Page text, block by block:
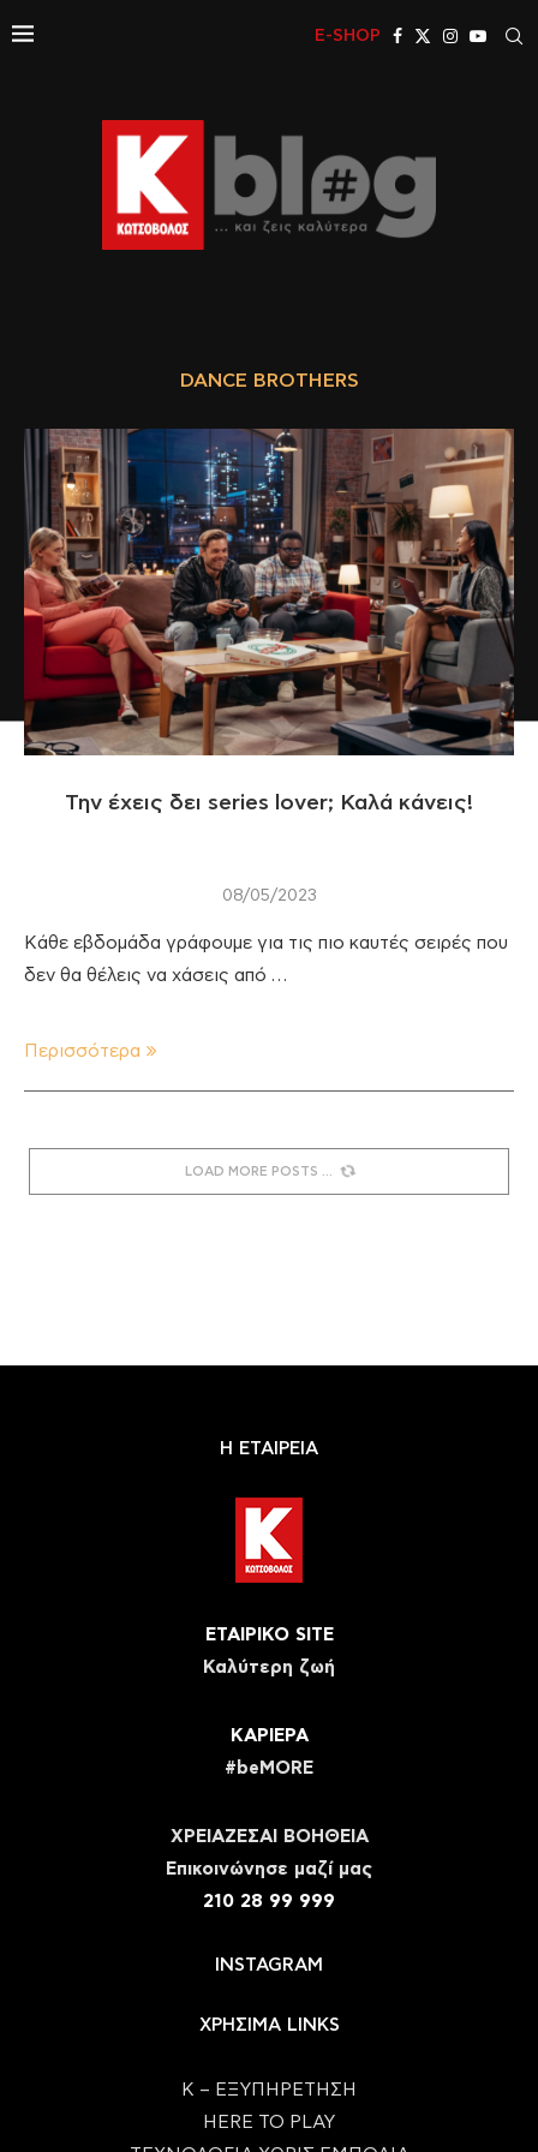
E-SHOP
DANCE BROTHERS
Την έχεις δει series lover; Καλά κάνεις!
08/05/2023
Κάθε εβδομάδα γράφουμε για τις πιο καυτές σειρές που
δεν θα θέλεις να χάσεις από …
Περισσότερα
LOAD MORE POSTS
Η ΕΤΑΙΡΕΙΑ
ΕΤΑΙΡΙΚΟ SITE
Καλύτερη ζωή
ΚΑΡΙΕΡΑ
#beMORE
ΧΡΕΙΑΖΕΣΑΙ ΒΟΗΘΕΙΑ
Eπικοινώνησε μαζί μας
210 28 99 999
INSTAGRAM
ΧΡΗΣΙΜΑ LINKS
Κ – ΕΞΥΠΗΡΕΤΗΣΗ
HERE TO PLAY